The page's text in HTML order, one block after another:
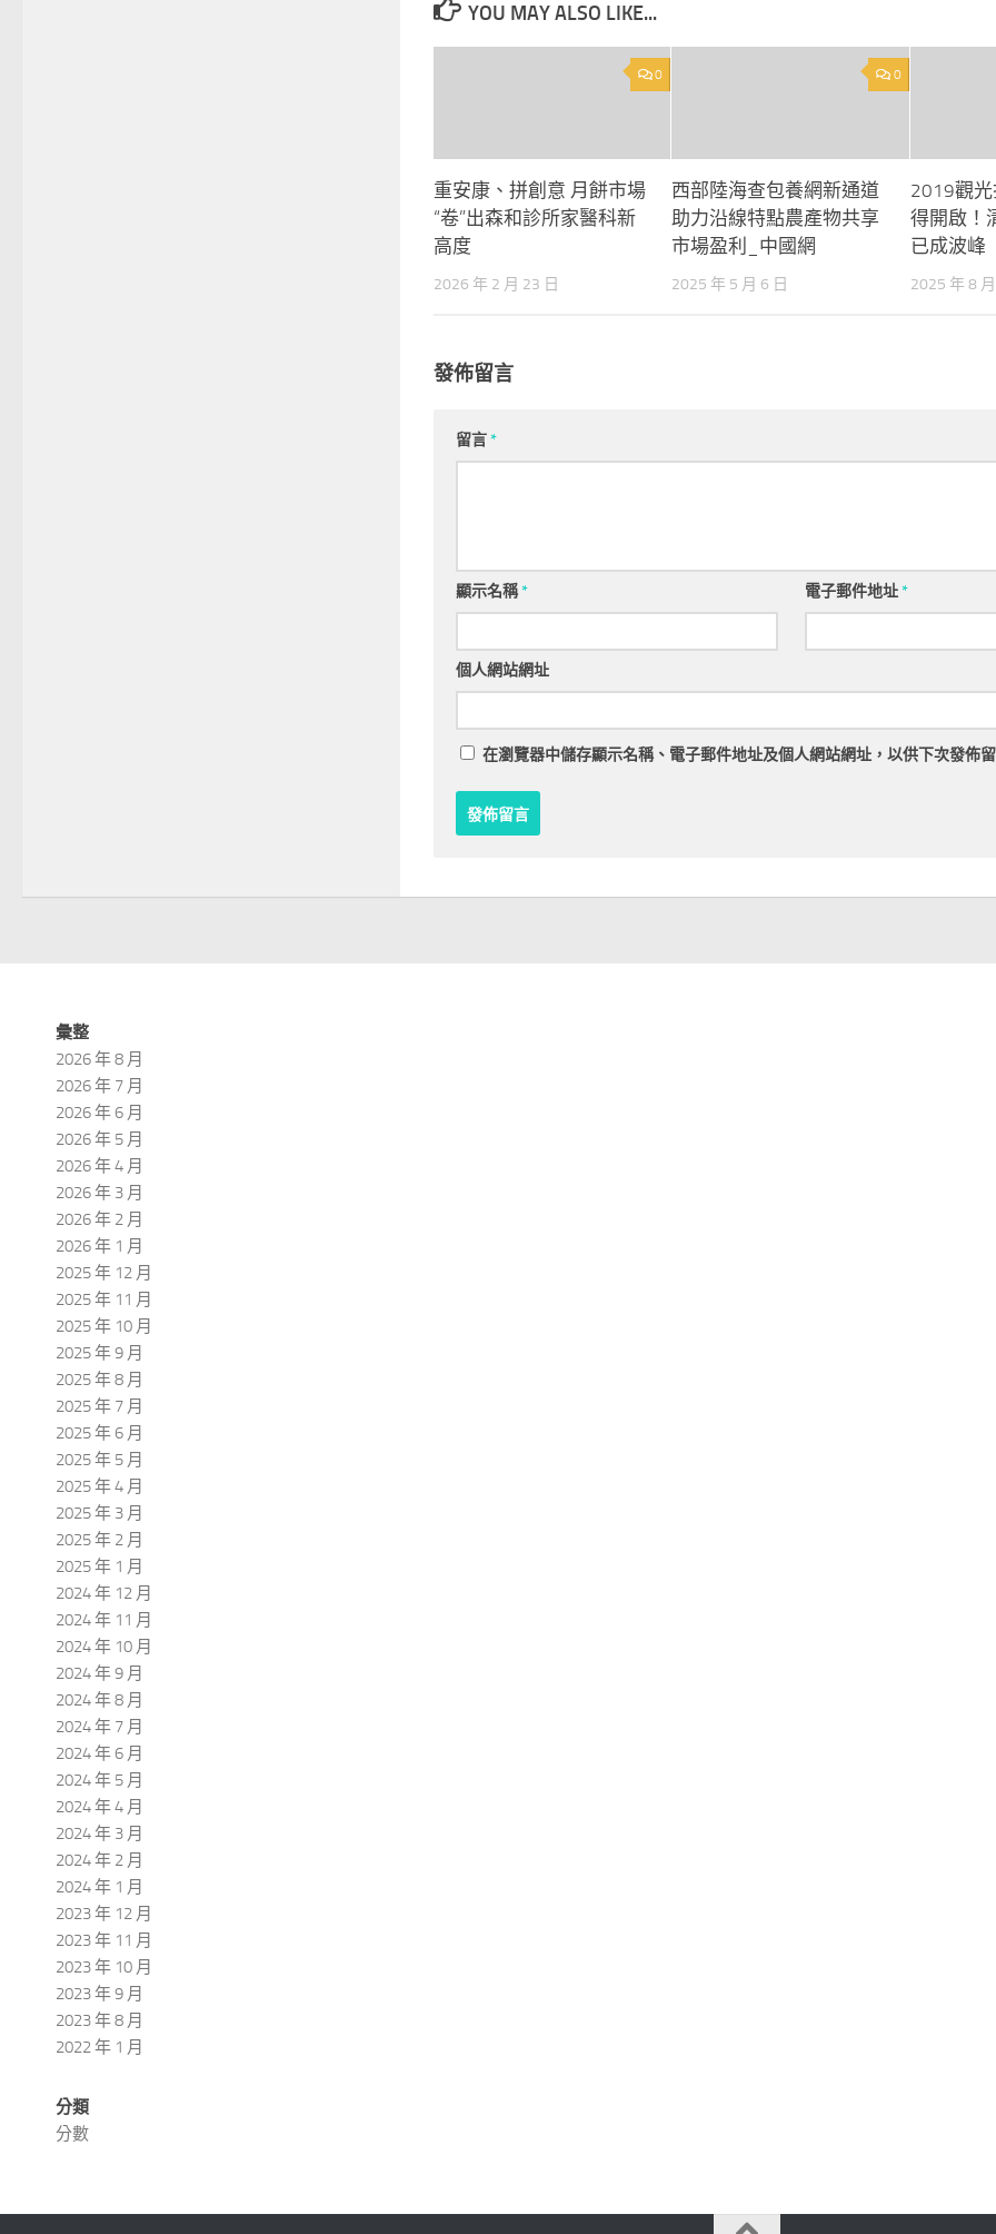
YOU MAY ALSO LIKE...
0
重安康、拼創意 月餅市場
“卷”出森和診所家醫科新
高度
2026 年 2 月 23 日
0
西部陸海查包養網新通道
助力沿線特點農產物共享
市場盈利_中國網
2025 年 5 月 6 日
2019觀
得開啟！
已成波峰
2025 年 8
發佈留言
留言*
顯示名稱* 電子郵件地址*
個人網站網址
在瀏覽器中儲存顯示名稱、電子郵件地址及個人網站網址，以供下次發佈
彙整
2026 年 8 月
2026 年 7 月
2026 年 6 月
2026 年 5 月
2026 年 4 月
2026 年 3 月
2026 年 2 月
2026 年 1 月
2025 年 12 月
2025 年 11 月
2025 年 10 月
2025 年 9 月
2025 年 8 月
2025 年 7 月
2025 年 6 月
2025 年 5 月
2025 年 4 月
2025 年 3 月
2025 年 2 月
2025 年 1 月
2024 年 12 月
2024 年 11 月
2024 年 10 月
2024 年 9 月
2024 年 8 月
2024 年 7 月
2024 年 6 月
2024 年 5 月
2024 年 4 月
2024 年 3 月
2024 年 2 月
2024 年 1 月
2023 年 12 月
2023 年 11 月
2023 年 10 月
2023 年 9 月
2023 年 8 月
2022 年 1 月
分類
分數